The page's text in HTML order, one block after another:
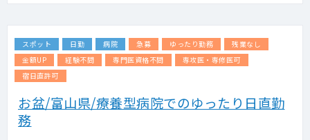
スポット 日勤 病院 急募 ゆったり勤務
残業なし
金額UP
経験不問 専門医資格不問
専攻医・専修医可
宿日直許可
お盆/富山県/療養型病院でのゆったり日直勤
務